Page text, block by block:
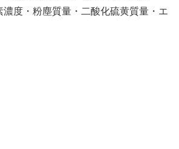
濃度・粉塵質量・二酸化硫黄質量・エ